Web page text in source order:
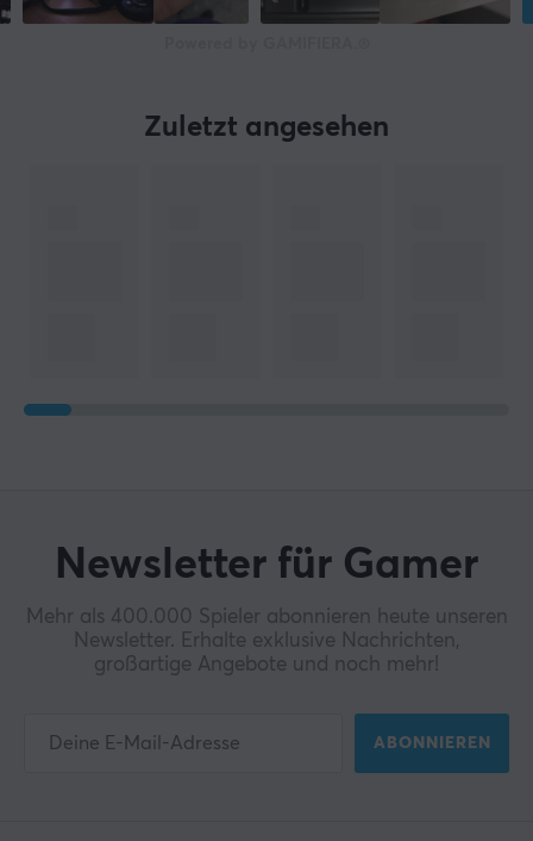
Zuletzt angesehen
Newsletter für Gamer
Mehr als 400.000 Spieler abonnieren heute unseren
Newsletter. Erhalte exklusive Nachrichten,
großartige Angebote und noch mehr!
ABONNIEREN